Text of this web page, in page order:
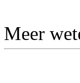
Meer